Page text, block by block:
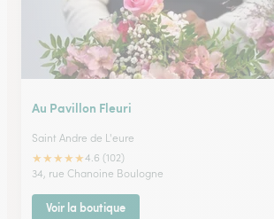
Au Pavillon Fleuri
Saint Andre de L'eure
★★★★★4.6 (102)
34, rue Chanoine Boulogne
Voir la boutique